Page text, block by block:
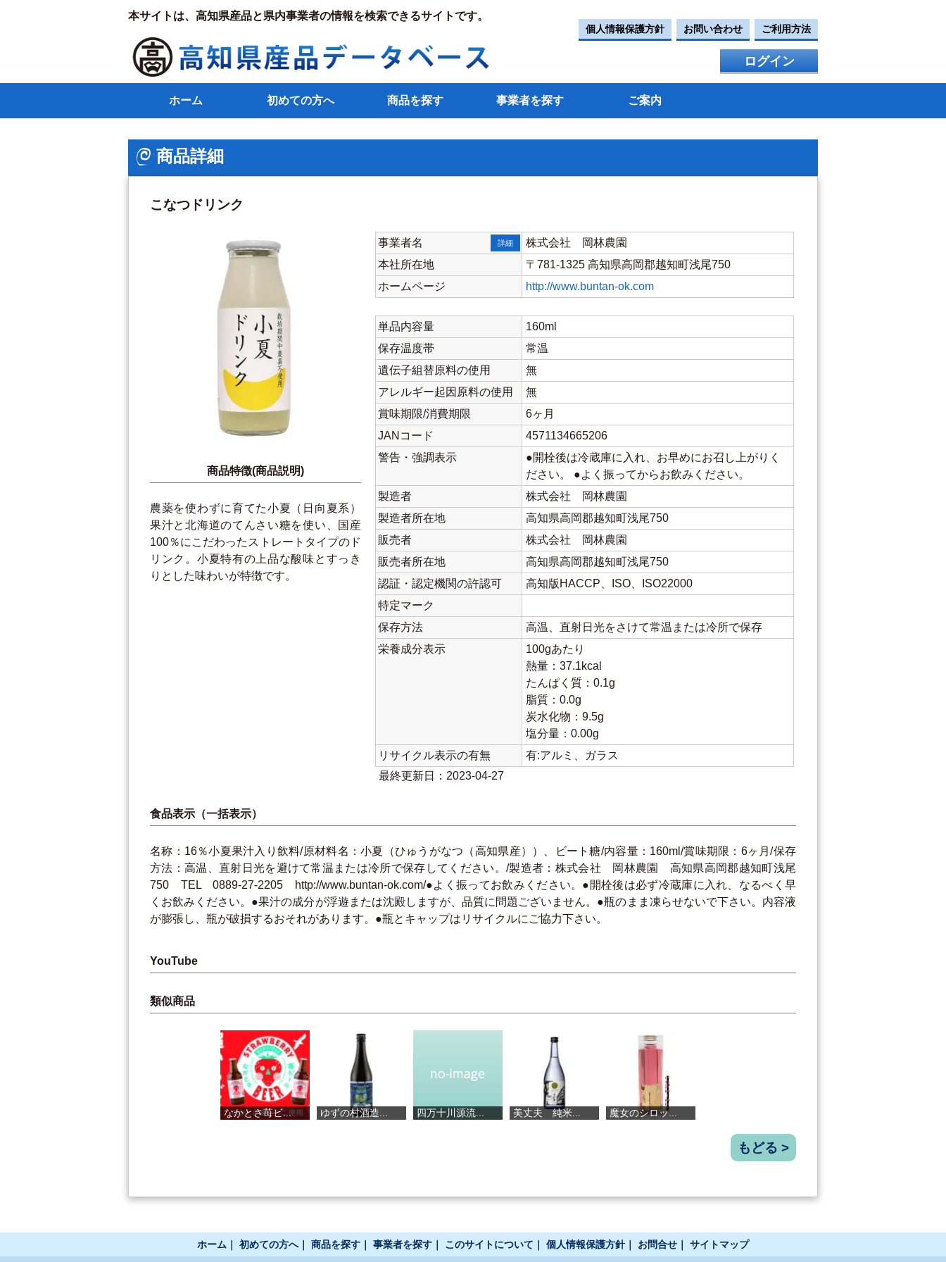
本サイトは、高知県産品と県内事業者の情報を検索できるサイトです。
個人情報保護方針 お問い合わせ ご利用方法
ログイン
ホーム 初めての方へ 商品を探す 事業者を探す ご案内
商品詳細
こなつドリンク
商品特徴(商品説明)
農薬を使わずに育てた小夏（日向夏系）
果汁と北海道のてんさい糖を使い、国産
100％にこだわったストレートタイプのド
リンク。小夏特有の上品な酸味とすっき
りとした味わいが特徴です。
事業者名 詳細
株式会社 岡林農園
本社所在地
〒781-1325 高知県高岡郡越知町浅尾750
ホームページ
http://www.buntan-ok.com
単品内容量
160ml
保存温度帯
常温
遺伝子組替原料の使用
無
アレルギー起因原料の使用
無
賞味期限/消費期限
6ヶ月
JANコード
4571134665206
警告・強調表示
●開栓後は冷蔵庫に入れ、お早めにお召し上がりく
ださい。 ●よく振ってからお飲みください。
製造者
株式会社 岡林農園
製造者所在地
高知県高岡郡越知町浅尾750
販売者
株式会社 岡林農園
販売者所在地
高知県高岡郡越知町浅尾750
認証・認定機関の許認可
高知版HACCP、ISO、ISO22000
特定マーク
保存方法
高温、直射日光をさけて常温または冷所で保存
栄養成分表示
100gあたり
熱量：37.1kcal
たんぱく質：0.1g
脂質：0.0g
炭水化物：9.5g
塩分量：0.00g
リサイクル表示の有無
有:アルミ、ガラス
最終更新日：2023-04-27
食品表示（一括表示）
名称：16％小夏果汁入り飲料/原材料名：小夏（ひゅうがなつ（高知県産））、ビート糖/内容量：160ml/賞味期限：6ヶ月/保存
方法：高温、直射日光を避けて常温または冷所で保存してください。/製造者：株式会社 岡林農園 高知県高岡郡越知町浅尾
750 TEL 0889-27-2205 http://www.buntan-ok.com/●よく振ってお飲みください。●開栓後は必ず冷蔵庫に入れ、なるべく早
くお飲みください。●果汁の成分が浮遊または沈殿しますが、品質に問題ございません。●瓶のまま凍らせないで下さい。内容液
が膨張し、瓶が破損するおそれがあります。●瓶とキャップはリサイクルにご協力下さい。
YouTube
類似商品
四万十川源流... 美丈夫 純米... 魔女のシロッ... 赤しそサワー...
なかとさ苺ビ... ゆずの村酒造...
もどる >
ホーム 初めての方へ｜ 商品を探す 事業者を探す このサイトについて 個人情報保護方針｜ お問合せ サイトマップ